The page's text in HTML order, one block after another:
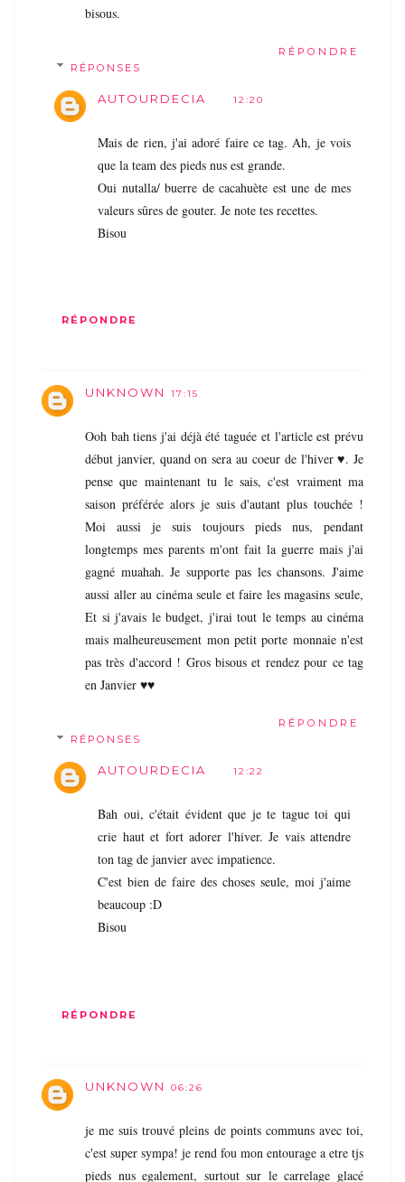
bisous.
RÉPONDRE
RÉPONSES
AUTOURDECIA 12:20
Mais de rien, j'ai adoré faire ce tag. Ah, je vois
que la team des pieds nus est grande.
Oui nutalla/ buerre de cacahuète est une de mes
valeurs sûres de gouter. Je note tes recettes.
Bisou
RÉPONDRE
UNKNOWN 17:15
Ooh bah tiens j'ai déjà été taguée et l'article est prévu
début janvier, quand on sera au coeur de l'hiver ♥. Je
pense que maintenant tu le sais, c'est vraiment ma
saison préférée alors je suis d'autant plus touchée !
Moi aussi je suis toujours pieds nus, pendant
longtemps mes parents m'ont fait la guerre mais j'ai
gagné muahah. Je supporte pas les chansons. J'aime
aussi aller au cinéma seule et faire les magasins seule,
Et si j'avais le budget, j'irai tout le temps au cinéma
mais malheureusement mon petit porte monnaie n'est
pas très d'accord ! Gros bisous et rendez pour ce tag
en Janvier ♥♥
RÉPONDRE
RÉPONSES
AUTOURDECIA 12:22
Bah oui, c'était évident que je te tague toi qui
crie haut et fort adorer l'hiver. Je vais attendre
ton tag de janvier avec impatience.
C'est bien de faire des choses seule, moi j'aime
beaucoup :D
Bisou
RÉPONDRE
UNKNOWN 06:26
je me suis trouvé pleins de points communs avec toi,
c'est super sympa! je rend fou mon entourage a etre tjs
pieds nus egalement, surtout sur le carrelage glacé